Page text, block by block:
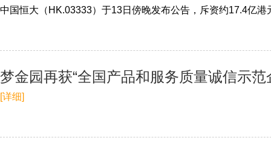
中国恒大（HK.03333）于13日傍晚发布公告，斥资约17.4亿
梦金园再获“全国产品和服务质量诚信示范
[详细]